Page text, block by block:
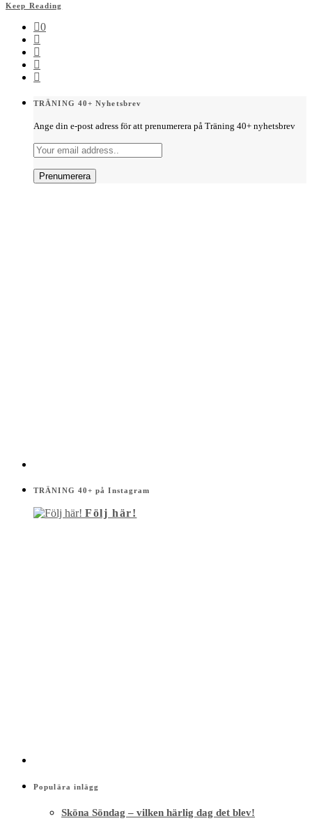
Keep Reading
0
TRÄNING 40+ Nyhetsbrev
Ange din e-post adress för att prenumerera på Träning 40+ nyhetsbrev
TRÄNING 40+ på Instagram
Följ här!
Populära inlägg
Sköna Söndag – vilken härlig dag det blev!